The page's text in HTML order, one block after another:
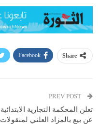
Share
Facebook
تعلن المحكمة التجارية الابتدائية
عن بيع بالمزاد العلني لمنقولات